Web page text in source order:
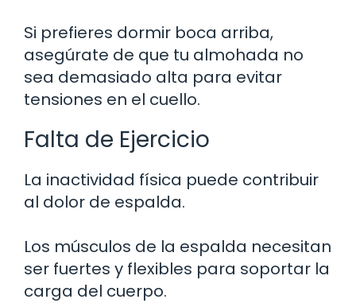
Si prefieres dormir boca arriba,
asegúrate de que tu almohada no
sea demasiado alta para evitar
tensiones en el cuello.
Falta de Ejercicio
La inactividad física puede contribuir
al dolor de espalda.
Los músculos de la espalda necesitan
ser fuertes y flexibles para soportar la
carga del cuerpo.